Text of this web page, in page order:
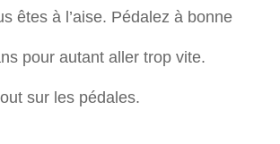
êtes à l’aise. Pédalez à bonne
pour autant aller trop vite.
sur les pédales.